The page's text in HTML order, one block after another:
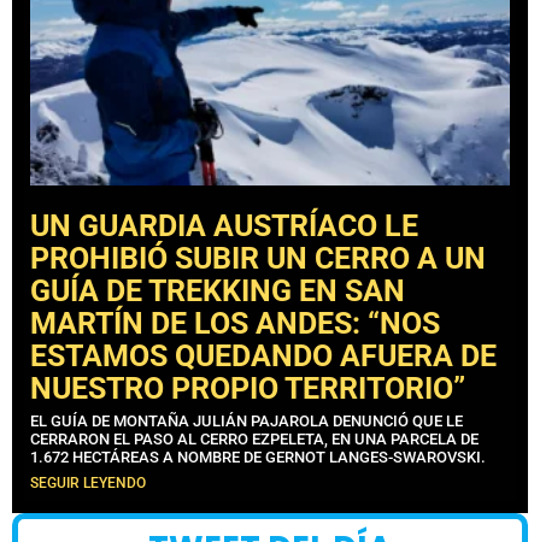
UN GUARDIA AUSTRÍACO LE
PROHIBIÓ SUBIR UN CERRO A UN
GUÍA DE TREKKING EN SAN
MARTÍN DE LOS ANDES: “NOS
ESTAMOS QUEDANDO AFUERA DE
NUESTRO PROPIO TERRITORIO”
EL GUÍA DE MONTAÑA JULIÁN PAJAROLA DENUNCIÓ QUE LE
CERRARON EL PASO AL CERRO EZPELETA, EN UNA PARCELA DE
1.672 HECTÁREAS A NOMBRE DE GERNOT LANGES-SWAROVSKI.
SEGUIR LEYENDO